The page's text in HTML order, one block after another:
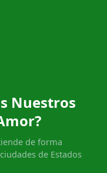
Nuestros
de forma
de Estados